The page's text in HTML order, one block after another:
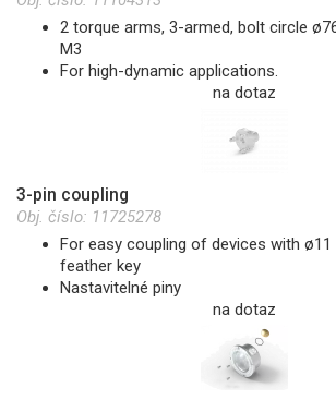
2 torque arms, 3-armed, bolt circle
M3
For high-dynamic applications.
na dotaz
3-pin coupling
Obj. číslo: 11725278
For easy coupling of devices with
feather key
Nastavitelné piny
na dotaz